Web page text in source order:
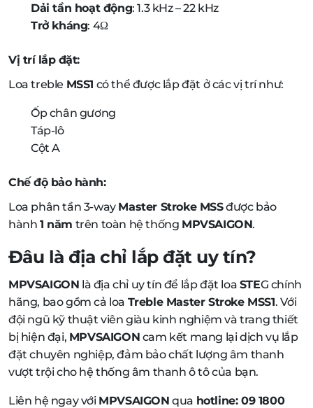
Dải tần hoạt động: 1.3 kHz – 22 kHz
Trở kháng: 4Ω
Vị trí lắp đặt:
Loa treble MSS1 có thể được lắp đặt ở các vị trí như:
Ốp chân gương
Táp-lô
Cột A
Chế độ bảo hành:
Loa phân tần 3-way Master Stroke MSSđược bảo
hành 1 năm trên toàn hệ thống MPVSAIGON.
Đâu là địa chỉ lắp đặt uy tín?
MPVSAIGON là địa chỉ uy tín để lắp đặt loa STEG chính
hãng, bao gồm cả loa Treble Master Stroke MSS1. Với
đội ngũ kỹ thuật viên giàu kinh nghiệm và trang thiết
bị hiện đại, MPVSAIGON cam kết mang lại dịch vụ lắp
đặt chuyên nghiệp, đảm bảo chất lượng âm thanh
vượt trội cho hệ thống âm thanh ô tô của bạn.
Liên hệ ngay với MPVSAIGON qua hotline: 09 1800